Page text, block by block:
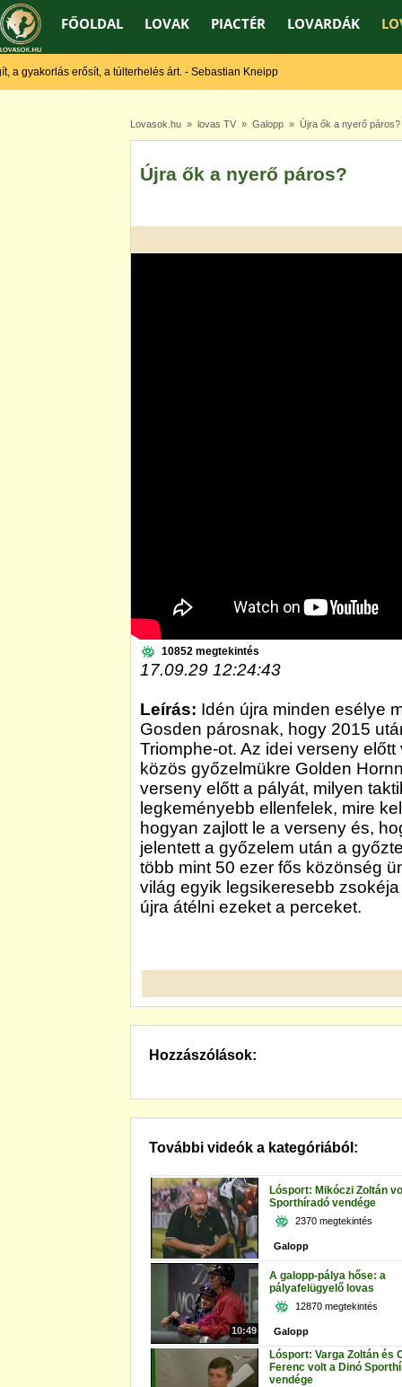
FŐOLDAL LOVAK PIACTÉR LOVARDÁK
gyakorlás erősít, a túlterhelés árt. - Sebastian Kneipp
Lovasok.hu» lovas TV» Galopp» Újra ők a nyerő páros?
Újra ők a nyerő páros?
10852 megtekintés
17.09.29 12:24:43
Leírás: Idén újra minden esélye
Gosden párosnak, hogy 2015
Triomphe-ot. Az idei verseny
közös győzelmükre Golden
verseny előtt a pályát, milyen
legkeményebb ellenfelek, mire
hogyan zajlott le a verseny és,
jelentett a győzelem után a
több mint 50 ezer fős közönség
világ egyik legsikeresebb
újra átélni ezeket a perceket.
Hozzászólások:
További videók a kategóriából:
10:49
Lósport: Mikóczi Zoltán
Sporthíradó vendége
2370 megtekintés
Galopp
A galopp-pálya hőse: a
pályafelügyelő lovas
12870 megtekintés
Galopp
Lósport: Varga Zoltán és
Ferenc volt a Dinó
vendége